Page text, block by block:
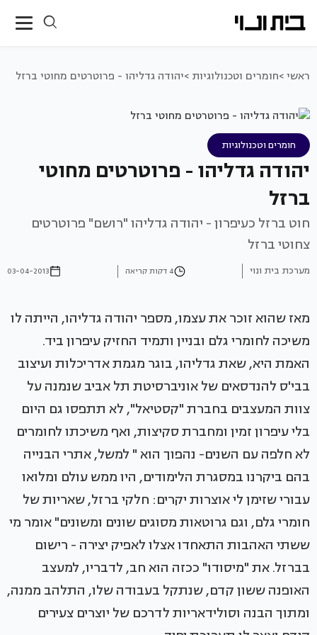
ראשי >חומרים וטכנולוגיות >יהודה גדליהו - פרוטרטים מחוטי ברזל
חומרים וטכנולוגיות
יהודה גדליהו - פרוטרטים מחוטי
ברזל
חוט ברזל כעיפרון - יהודה גדליהו "רושם" פרוטרטים
צחוטי ברזל
מערכת בית ונוי 4 דקות קריאה 03-04-2013
מאז שהוא זוכר את עצמו, מספר יהודה גדליהו, הייתה לו
משיכה לחומרי גלם ובניין ותמיד החזיק עיפרון ביד.
האמת היא, שאת גדליהו, בוגר מגמת אדריכלות ועיצוב
בבי'ס להנדסאים של אוניברסיטת תל אביב שנמנה על
צוות המעצבים בחברת "קסטיאל", לא תתפסו גם היום
בלי עיפרון זמין ומחברת סקיצות, ואף משיכתו לחומרים
לא חלפה עם השנים- נהפוך הוא " למשל, אתרי הבנייה
בהם ביקרנו במסגרת הלימודים, היו ממש עולם ומלואו
עבורי שזימן לי אוצרות יקרים: חלקי ברזל, שאריות של
חומרי גלם, וגם גרוטאות מסוגים שונים ומשונים" אומר מי
ששתי האהבות התאחדו אצלו לאפיק יצירה - רישום
בברזל. את "מיסודו" ככזה הוא חב, לדבריו, למעצב
האופנה ששון קדם, שנתקל בעבודה שלו, התלהב ממנה,
ומתוך הבנה וסולידאריות לדרכם של יוצרים צעירים